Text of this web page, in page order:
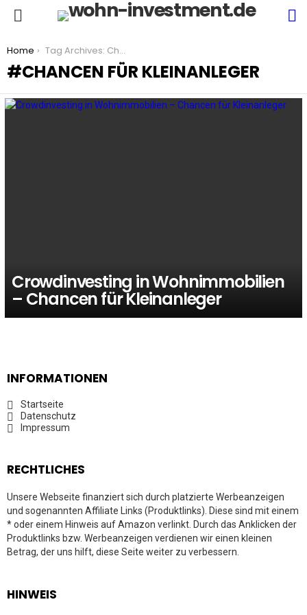
You are here:
Home Tag Archives: Chancen für Kleinanleger
CHANCEN FÜR KLEINANLEGER
Crowdinvesting in Wohnimmobilien
– Chancen für Kleinanleger
INFORMATIONEN
Startseite
Datenschutz
Impressum
RECHTLICHES
Unsere Webseite finanziert sich durch platzierte Werbeanzeigen
und sogenannten Affiliate Links (Produktlinks). Diese sind mit einem
* oder einem Hinweis auf Amazon verlinkt. Durch das Anklicken der
Produktlinks bzw. Werbeanzeigen verdienen wir einen kleinen
Betrag, der uns hilft, diese Seite weiter zu verbessern.
HINWEIS